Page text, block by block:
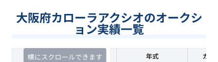
大阪府カローラアクシオのオークシ
ョン実績一覧
横にスクロールできます
査定時期 セルカ実績 年式 カラ